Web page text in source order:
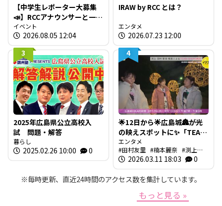
【中学生レポーター大募集
📣】RCCアナウンサーと一緒
に「広島の食」の現場を取
材しよう！
イベント
2026.08.05 12:04
IRAW by RCC とは？
エンタメ
2026.07.23 12:00
3
2025年広島県公立高校入
試 問題・解答
暮らし
2025.02.26 10:00 0
4
🌟12日から🌟広島城🏯が光
の映えスポットに✨「TEAM
SHIRO」始動
❗【BUTSUBUTSU2】
エンタメ
田村友里
楠本麗奈
渕上沙
紀
新本穂乃佳 イマナマ
2026.03.11 18:03 0
※毎時更新、直近24時間のアクセス数を集計しています。
もっと見る »